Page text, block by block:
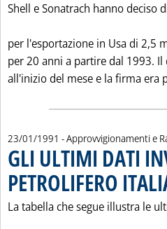
Shell e Sonatrach hanno
per l'esportazione in Usa di 2,5
per 20 anni a partire dal 1993.
all'inizio del mese e la firma era
23/01/1991 - Approvvigionamenti e
GLI ULTIMI DATI
PETROLIFERO
La tabella che segue illustra le